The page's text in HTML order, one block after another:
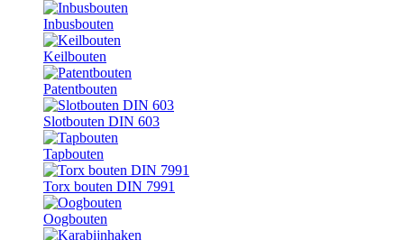
Inbusbouten
Keilbouten
Patentbouten
Slotbouten DIN 603
Tapbouten
Torx bouten DIN 7991
Oogbouten